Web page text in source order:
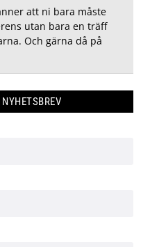
att ni bara måste
utan bara en träff
Och gärna då på